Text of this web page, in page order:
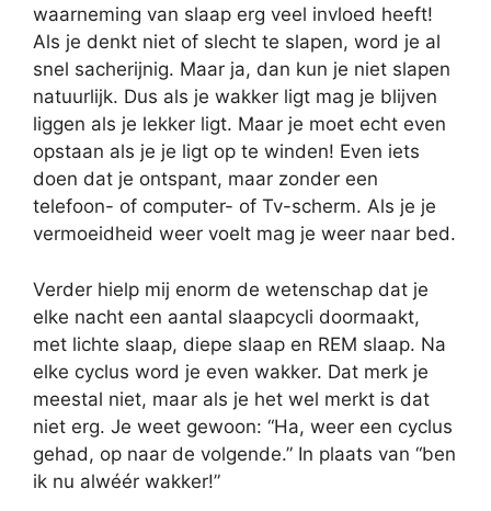
waarneming van slaap erg veel invloed heeft!
Als je denkt niet of slecht te slapen, word je al
snel sacherijnig. Maar ja, dan kun je niet slapen
natuurlijk. Dus als je wakker ligt mag je blijven
liggen als je lekker ligt. Maar je moet echt even
opstaan als je je ligt op te winden! Even iets
doen dat je ontspant, maar zonder een
telefoon- of computer- of Tv-scherm. Als je je
vermoeidheid weer voelt mag je weer naar bed.
Verder hielp mij enorm de wetenschap dat je
elke nacht een aantal slaapcycli doormaakt,
met lichte slaap, diepe slaap en REM slaap. Na
elke cyclus word je even wakker. Dat merk je
meestal niet, maar als je het wel merkt is dat
niet erg. Je weet gewoon: “Ha, weer een cyclus
gehad, op naar de volgende.” In plaats van “ben
ik nu alwéér wakker!”